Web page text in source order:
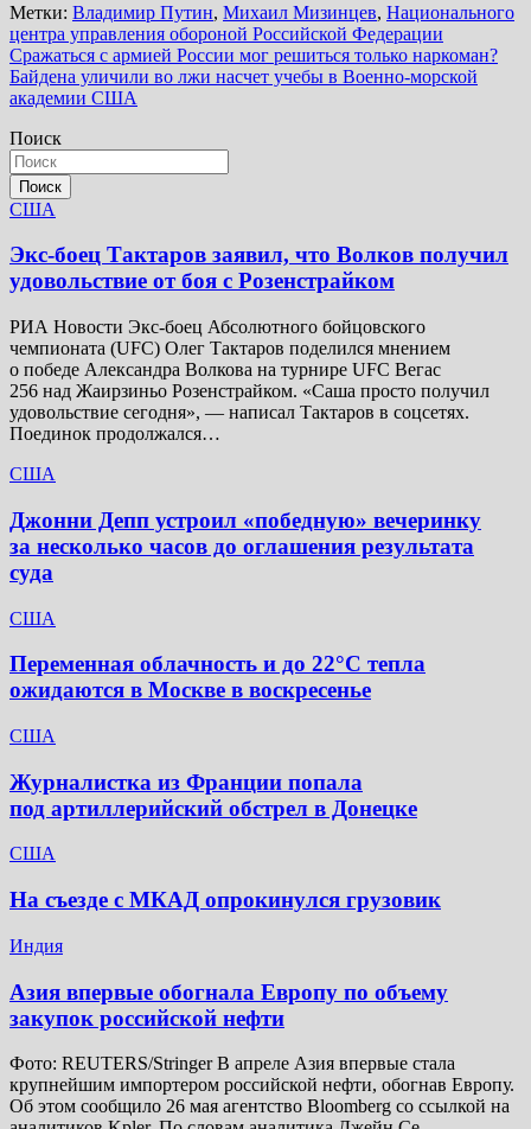
Метки: Владимир Путин, Михаил Мизинцев, Национального
центра управления обороной Российской Федерации
Навигация
по
Сражаться с армией России мог решиться только наркоман?
Байдена уличили во лжи насчет учебы в Военно-морской
академии США
Поиск
Поиск
США
Экс-боец Тактаров заявил, что Волков получил
удовольствие от боя с Розенстрайком
РИА Новости Экс-боец Абсолютного бойцовского
чемпионата (UFC) Олег Тактаров поделился мнением
о победе Александра Волкова на турнире UFC Вегас
256 над Жаирзиньо Розенстрайком. «Саша просто получил
удовольствие сегодня», — написал Тактаров в соцсетях.
Поединок продолжался…
США
Джонни Депп устроил «победную» вечеринку
за несколько часов до оглашения результата
суда
США
Переменная облачность и до 22°C тепла
ожидаются в Москве в воскресенье
США
Журналистка из Франции попала
под артиллерийский обстрел в Донецке
США
На съезде с МКАД опрокинулся грузовик
Индия
Азия впервые обогнала Европу по объему
закупок российской нефти
Фото: REUTERS/Stringer В апреле Азия впервые стала
крупнейшим импортером российской нефти, обогнав Европу.
Об этом сообщило 26 мая агентство Bloomberg со ссылкой на